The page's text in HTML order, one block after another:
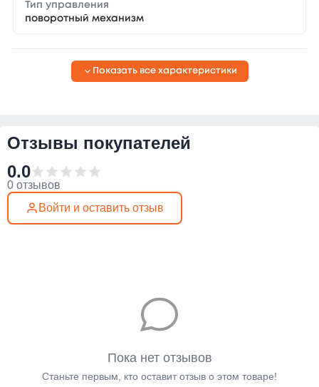
Тип управления
поворотный механизм
Показать все характеристики
Отзывы покупателей
0.0
0 отзывов
Войти и оставить отзыв
Пока нет отзывов
Станьте первым, кто оставит отзыв о этом товаре!